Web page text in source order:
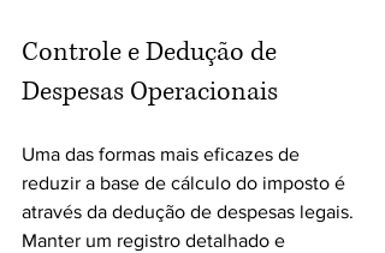
Controle e Dedução de
Despesas Operacionais
Uma das formas mais eficazes de
reduzir a base de cálculo do imposto é
através da dedução de despesas legais.
Manter um registro detalhado e